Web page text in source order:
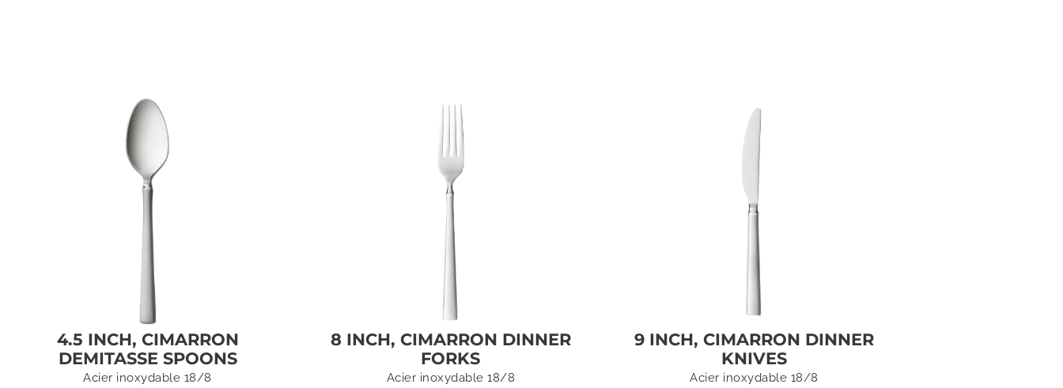
4.5 INCH, CIMARRON
DEMITASSE SPOONS
Acier inoxydable 18/8
8 INCH, CIMARRON DINNER
FORKS
Acier inoxydable 18/8
9 INCH, CIMARRON DINNER
KNIVES
Acier inoxydable 18/8